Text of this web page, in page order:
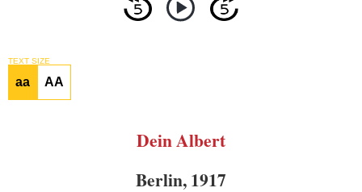
TEXT SIZE
aa AA
Dein Albert
Berlin, 1917